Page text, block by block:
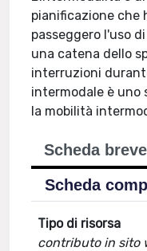
pianificazione che
passeggero l'uso
una catena dello
interruzioni
intermodale è uno
la mobilità
Scheda breve
Scheda
Tipo di risorsa
contributo in sito